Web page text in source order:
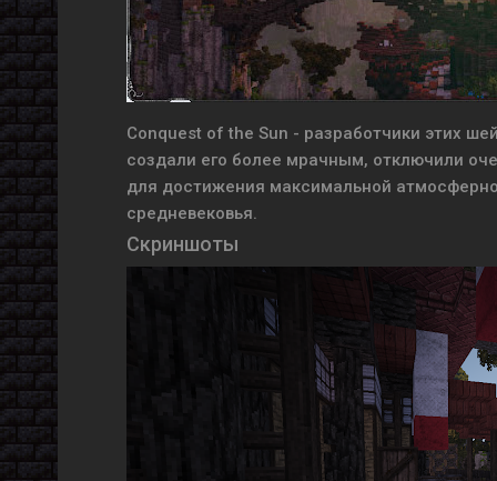
Conquest of the Sun - разработчики этих
создали его более мрачным, отключили
для достижения максимальной
средневековья.
Скриншоты